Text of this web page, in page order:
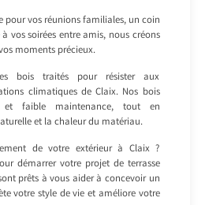
pour vos réunions familiales, un coin
vos soirées entre amis, nous créons
moments précieux.
bois traités pour résister aux
climatiques de Claix. Nos bois
et faible maintenance, tout en
et la chaleur du matériau.
de votre extérieur à Claix ?
démarrer votre projet de terrasse
prêts à vous aider à concevoir un
votre style de vie et améliore votre